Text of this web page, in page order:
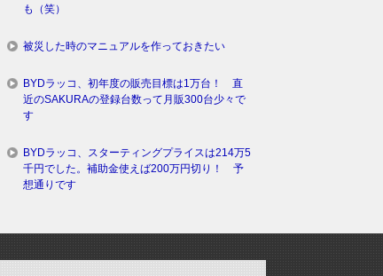
も（笑）
被災した時のマニュアルを作っておきたい
BYDラッコ、初年度の販売目標は1万台！ 直
近のSAKURAの登録台数って月販300台少々で
す
BYDラッコ、スターティングプライスは214万5
千円でした。補助金使えば200万円切り！ 予
想通りです